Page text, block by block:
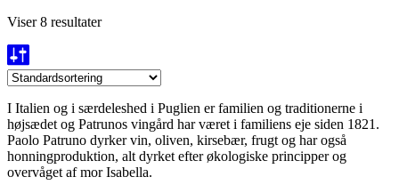
Viser 8 resultater
I Italien og i særdeleshed i Puglien er familien og traditionerne i
højsædet og Patrunos vingård har været i familiens eje siden 1821.
Paolo Patruno dyrker vin, oliven, kirsebær, frugt og har også
honningproduktion, alt dyrket efter økologiske principper og
overvåget af mor Isabella.